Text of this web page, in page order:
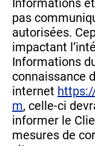
Informations
pas
autorisées.
impactant
Informations
connaissance
internet
m, celle-ci
informer le
mesures de